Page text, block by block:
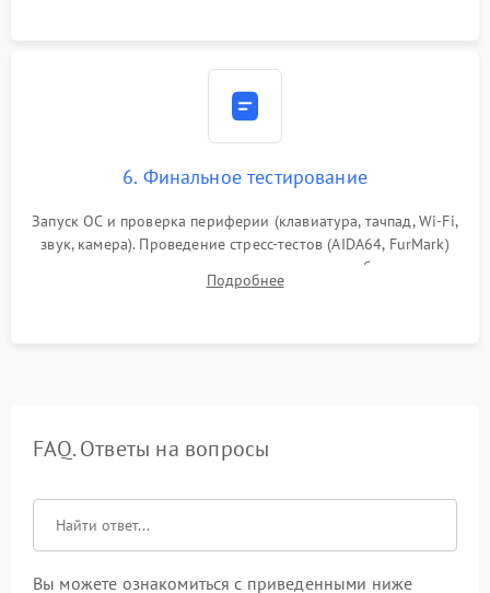
6. Финальное тестирование
Запуск ОС и проверка периферии (клавиатура, тачпад, Wi-Fi,
звук, камера). Проведение стресс-тестов (AIDA64, FurMark)
для контроля температурного режима и стабильности
системы под пиковой нагрузкой.
Подробнее
FAQ. Ответы на вопросы
Вы можете ознакомиться с приведенными ниже